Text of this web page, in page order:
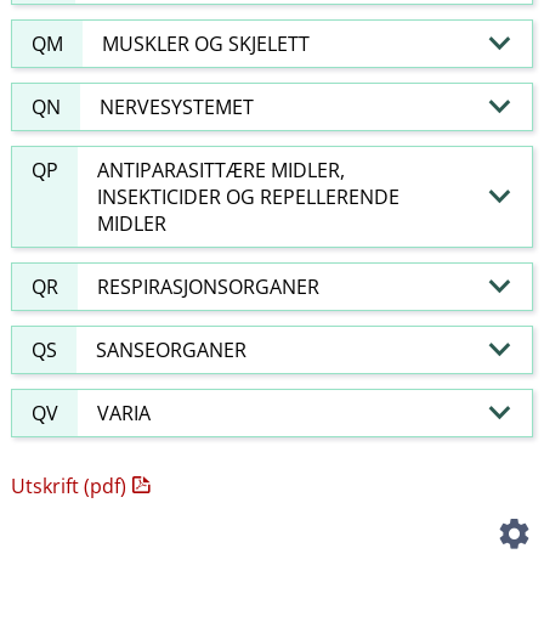
QM MUSKLER OG SKJELETT
QN NERVESYSTEMET
QP
ANTIPARASITTÆRE MIDLER,
INSEKTICIDER OG REPELLERENDE
MIDLER
QR RESPIRASJONSORGANER
QS SANSEORGANER
QV VARIA
Utskrift (pdf)